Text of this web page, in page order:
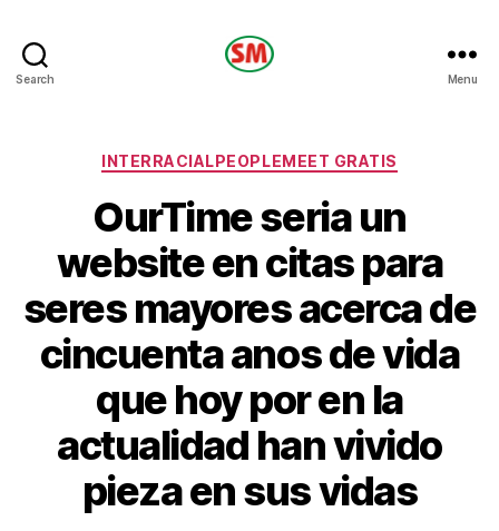
Search Menu
Categories
INTERRACIALPEOPLEMEET GRATIS
OurTime seri­a un
website en citas para
seres mayores acerca de
cincuenta anos de vida
que hoy por en la
actualidad han vivido
pieza en sus vidas